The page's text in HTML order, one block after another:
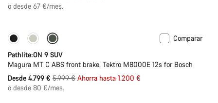
original
o desde 67 €/mes.
-20%
Comparar
Pathlite:ON 9 SUV
Magura MT C ABS front brake, Tektro M8000E 12s for Bosch
Desde 4.799 € Precio
original
5.999 € Ahorra hasta 1.200 €
o desde 80 €/mes.